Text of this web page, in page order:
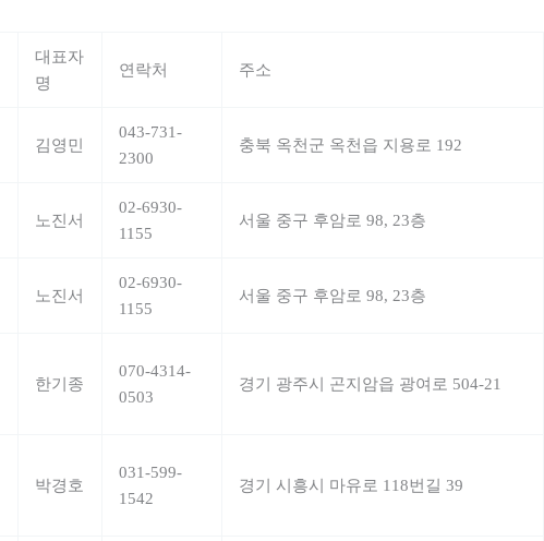
대표자
명
연락처 주소
김영민
043-731-
2300
충북 옥천군 옥천읍 지용로 192
노진서
02-6930-
1155
서울 중구 후암로 98, 23층
노진서
02-6930-
1155
서울 중구 후암로 98, 23층
한기종
070-4314-
0503
경기 광주시 곤지암읍 광여로 504-21
박경호
031-599-
1542
경기 시흥시 마유로 118번길 39